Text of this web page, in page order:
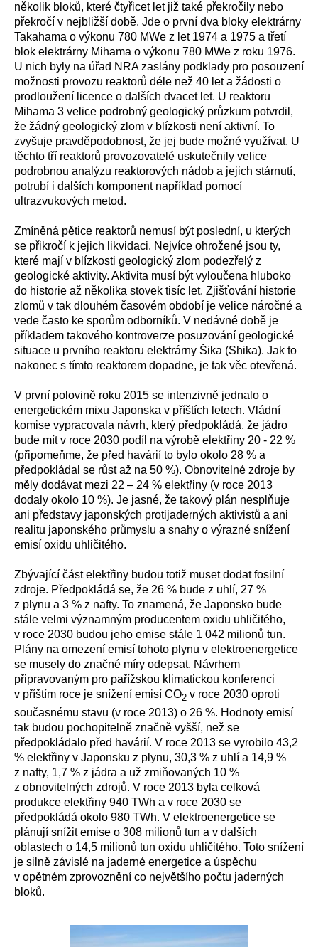
několik bloků, které čtyřicet let již také překročily nebo
překročí v nejbližší době. Jde o první dva bloky elektrárny
Takahama o výkonu 780 MWe z let 1974 a 1975 a třetí
blok elektrárny Mihama o výkonu 780 MWe z roku 1976.
U nich byly na úřad NRA zaslány podklady pro posouzení
možnosti provozu reaktorů déle než 40 let a žádosti o
prodloužení licence o dalších dvacet let. U reaktoru
Mihama 3 velice podrobný geologický průzkum potvrdil,
že žádný geologický zlom v blízkosti není aktivní. To
zvyšuje pravděpodobnost, že jej bude možné využívat. U
těchto tří reaktorů provozovatelé uskutečnily velice
podrobnou analýzu reaktorových nádob a jejich stárnutí,
potrubí i dalších komponent například pomocí
ultrazvukových metod.
Zmíněná pětice reaktorů nemusí být poslední, u kterých
se přikročí k jejich likvidaci. Nejvíce ohrožené jsou ty,
které mají v blízkosti geologický zlom podezřelý z
geologické aktivity. Aktivita musí být vyloučena hluboko
do historie až několika stovek tisíc let. Zjišťování historie
zlomů v tak dlouhém časovém období je velice náročné a
vede často ke sporům odborníků. V nedávné době je
příkladem takového kontroverze posuzování geologické
situace u prvního reaktoru elektrárny Šika (Shika). Jak to
nakonec s tímto reaktorem dopadne, je tak věc otevřená.
V první polovině roku 2015 se intenzivně jednalo o
energetickém mixu Japonska v příštích letech. Vládní
komise vypracovala návrh, který předpokládá, že jádro
bude mít v roce 2030 podíl na výrobě elektřiny 20 - 22 %
(připomeňme, že před havárií to bylo okolo 28 % a
předpokládal se růst až na 50 %). Obnovitelné zdroje by
měly dodávat mezi 22 – 24 % elektřiny (v roce 2013
dodaly okolo 10 %). Je jasné, že takový plán nesplňuje
ani představy japonských protijaderných aktivistů a ani
realitu japonského průmyslu a snahy o výrazné snížení
emisí oxidu uhličitého.
Zbývající část elektřiny budou totiž muset dodat fosilní
zdroje. Předpokládá se, že 26 % bude z uhlí, 27 %
z plynu a 3 % z nafty. To znamená, že Japonsko bude
stále velmi významným producentem oxidu uhličitého,
v roce 2030 budou jeho emise stále 1 042 milionů tun.
Plány na omezení emisí tohoto plynu v elektroenergetice
se musely do značné míry odepsat. Návrhem
připravovaným pro pařížskou klimatickou konferenci
v příštím roce je snížení emisí CO2 v roce 2030 oproti
současnému stavu (v roce 2013) o 26 %. Hodnoty emisí
tak budou pochopitelně značně vyšší, než se
předpokládalo před havárií. V roce 2013 se vyrobilo 43,2
% elektřiny v Japonsku z plynu, 30,3 % z uhlí a 14,9 %
z nafty, 1,7 % z jádra a už zmiňovaných 10 %
z obnovitelných zdrojů. V roce 2013 byla celková
produkce elektřiny 940 TWh a v roce 2030 se
předpokládá okolo 980 TWh. V elektroenergetice se
plánují snížit emise o 308 milionů tun a v dalších
oblastech o 14,5 milionů tun oxidu uhličitého. Toto snížení
je silně závislé na jaderné energetice a úspěchu
v opětném zprovoznění co největšího počtu jaderných
bloků.